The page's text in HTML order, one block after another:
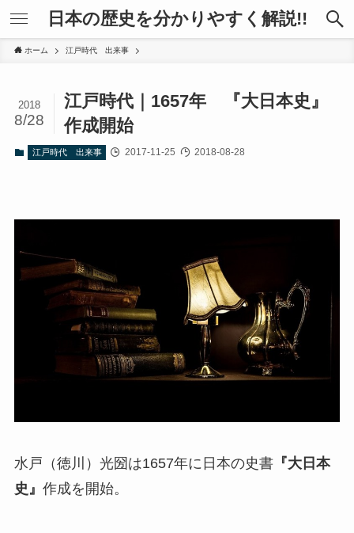
日本の歴史を分かりやすく解説!!
ホーム 江戸時代 出来事
江戸時代｜1657年 『大日本史』
作成開始
2018
8/28
江戸時代 出来事 2017-11-25 2018-08-28
水戸（徳川）光圀は1657年に日本の史書『大日本
史』 作成を開始。